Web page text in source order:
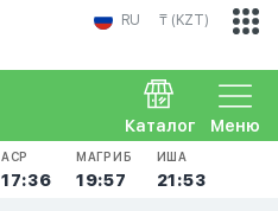
RU ₸ (KZT)
Меню
Каталог
АСР
17:36
МАГРИБ
19:57
ИША
21:53